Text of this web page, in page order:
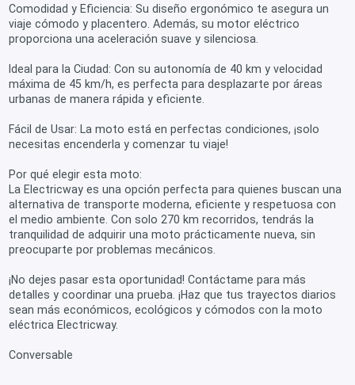
Comodidad y Eficiencia: Su diseño ergonómico te asegura un
viaje cómodo y placentero. Además, su motor eléctrico
proporciona una aceleración suave y silenciosa.
Ideal para la Ciudad: Con su autonomía de 40 km y velocidad
máxima de 45 km/h, es perfecta para desplazarte por áreas
urbanas de manera rápida y eficiente.
Fácil de Usar: La moto está en perfectas condiciones, ¡solo
necesitas encenderla y comenzar tu viaje!
Por qué elegir esta moto:
La Electricway es una opción perfecta para quienes buscan una
alternativa de transporte moderna, eficiente y respetuosa con
el medio ambiente. Con solo 270 km recorridos, tendrás la
tranquilidad de adquirir una moto prácticamente nueva, sin
preocuparte por problemas mecánicos.
¡No dejes pasar esta oportunidad! Contáctame para más
detalles y coordinar una prueba. ¡Haz que tus trayectos diarios
sean más económicos, ecológicos y cómodos con la moto
eléctrica Electricway.
Conversable